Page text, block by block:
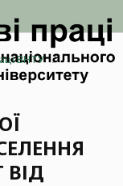
ВНТУ /
ВІД